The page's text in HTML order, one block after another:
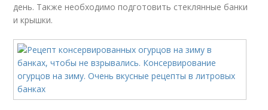
день. Также необходимо подготовить стеклянные банки
и крышки.